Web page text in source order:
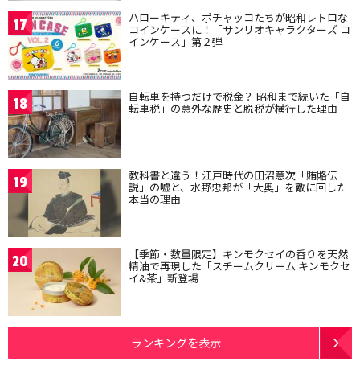
17 ハローキティ、ポチャッコたちが昭和レトロな
コインケースに！「サンリオキャラクターズ コ
インケース」第２弾
18 自転車を持つだけで税金？ 昭和まで続いた「自
転車税」の意外な歴史と脱税が横行した理由
19 教科書と違う！江戸時代の田沼意次「賄賂伝
説」の嘘と、水野忠邦が「大奥」を敵に回した
本当の理由
20 【季節・数量限定】キンモクセイの香りを天然
精油で再現した「スチームクリーム キンモクセ
イ&茶」新登場
ランキングを表示